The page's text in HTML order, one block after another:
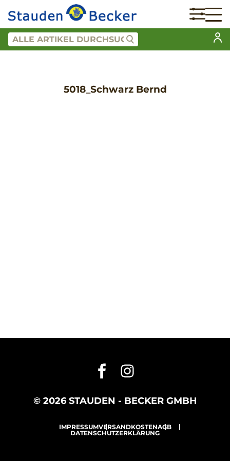
5018_Schwarz Bernd
© 2026 STAUDEN - BECKER GMBH
IMPRESSUMVERSANDKOSTENAGB
DATENSCHUTZERKLÄRUNG